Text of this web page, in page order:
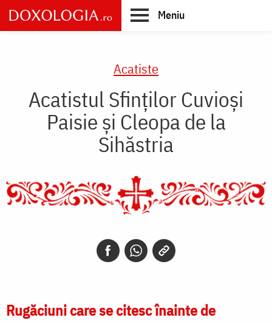
Skip
to
main
Meniu
Acatiste
Acatistul Sfinților Cuvioși
Paisie și Cleopa de la
Sihăstria
Rugăciuni care se citesc înainte de